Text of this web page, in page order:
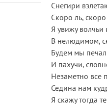
Снегири
Скоро ль,
Я увижу волчьи
В нелюдимом,
Будем мы
И пахучи,
Незаметно все
Седина нам
Я скажу тогда